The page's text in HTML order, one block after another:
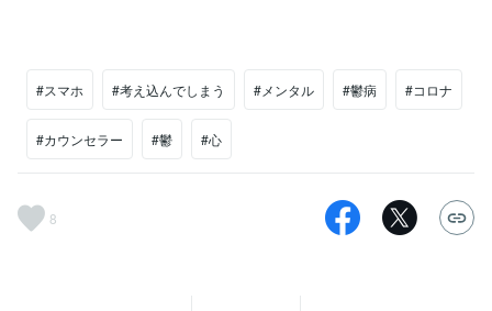
#スマホ #考え込んでしまう #メンタル #鬱病 #コロナ
#カウンセラー #鬱 #心
8